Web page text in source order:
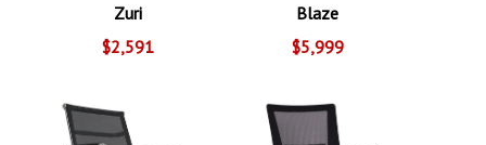
Zuri
$2,591
Blaze
$5,999